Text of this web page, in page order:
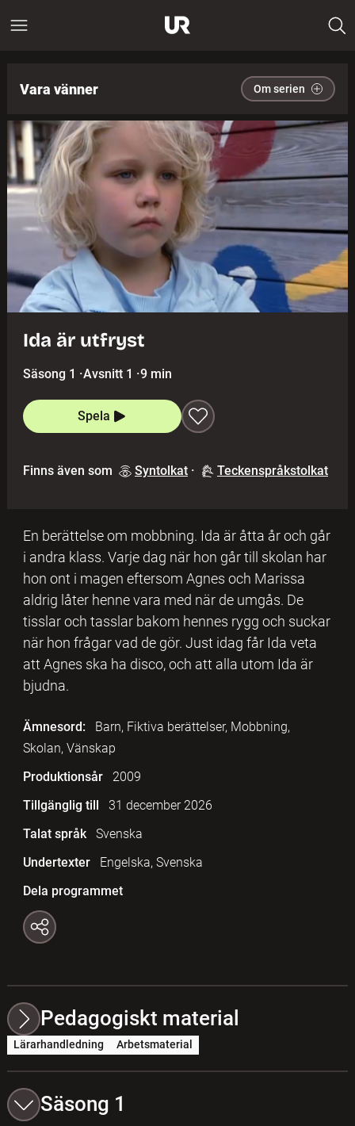
Vara vänner Om serien
Ida är utfryst
Säsong 1 ·Avsnitt 1 ·9 min
Spela
Finns även som Syntolkat · Teckenspråkstolkat
En berättelse om mobbning. Ida är åtta år och går
i andra klass. Varje dag när hon går till skolan har
hon ont i magen eftersom Agnes och Marissa
aldrig låter henne vara med när de umgås. De
tisslar och tasslar bakom hennes rygg och suckar
när hon frågar vad de gör. Just idag får Ida veta
att Agnes ska ha disco, och att alla utom Ida är
bjudna.
Ämnesord:
Barn, Fiktiva berättelser, Mobbning,
Skolan, Vänskap
Produktionsår
2009
Tillgänglig till
31 december 2026
Talat språk
Svenska
Undertexter
Engelska, Svenska
Dela programmet
Pedagogiskt material
Lärarhandledning Arbetsmaterial
Säsong 1